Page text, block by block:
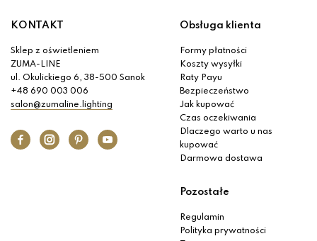
KONTAKT
Sklep z oświetleniem
ZUMA-LINE
ul. Okulickiego 6, 38-500 Sanok
+48 690 003 006
salon@zumaline.lighting
Obsługa klienta
Formy płatności
Koszty wysyłki
Raty Payu
Bezpieczeństwo
Jak kupować
Czas oczekiwania
Dlaczego warto u nas
kupować
Darmowa dostawa
Pozostałe
Regulamin
Polityka prywatności